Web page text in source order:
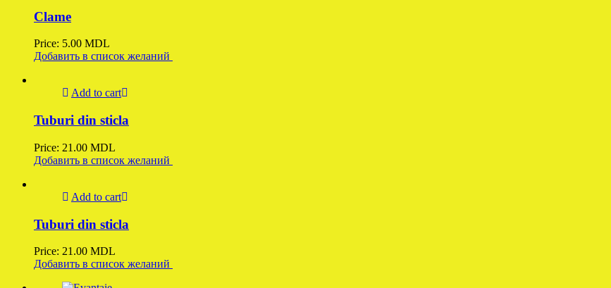
Clame
Price: 5.00 MDL
Добавить в список желаний
Add to cart
Tuburi din sticla
Price: 21.00 MDL
Добавить в список желаний
Add to cart
Tuburi din sticla
Price: 21.00 MDL
Добавить в список желаний